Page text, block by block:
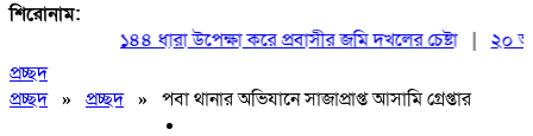
শিরোনাম:
১৪৪ ধারা উপেক্ষা করে প্রবাসীর জমি দখলের চেষ্টা| ২০ আগস্ট
প্রচ্ছদ
প্রচ্ছদ» প্রচ্ছদ» পবা থানার অভিযানে সাজাপ্রাপ্ত আসামি গ্রেপ্তার